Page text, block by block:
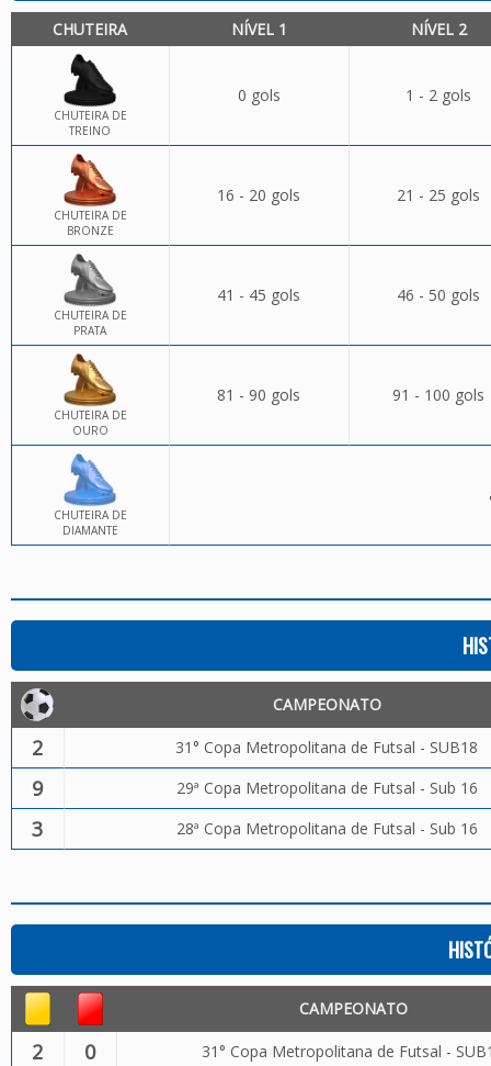
CHUTEIRA NÍVEL 1 NÍVEL 2
CHUTEIRA DE
TREINO
0 gols 1 - 2 gols
CHUTEIRA DE
BRONZE
16 - 20 gols 21 - 25 gols
CHUTEIRA DE
PRATA
41 - 45 gols 46 - 50 gols
CHUTEIRA DE
OURO
81 - 90 gols 91 - 100 gols
CHUTEIRA DE
DIAMANTE
CAMPEONATO
2 31° Copa Metropolitana de Futsal - SUB18
9 29ª Copa Metropolitana de Futsal - Sub 16
3 28ª Copa Metropolitana de Futsal - Sub 16
CAMPEONATO
2 0 31° Copa Metropolitana de Futsal -